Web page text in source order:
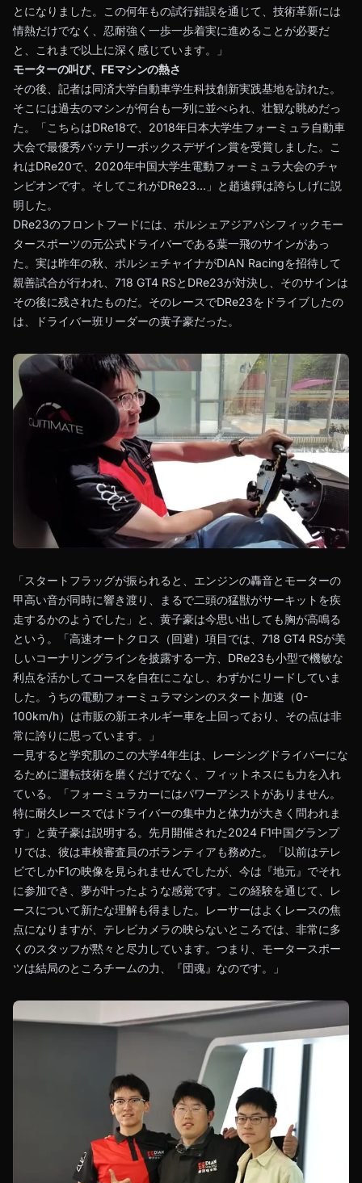
とになりました。この何年もの試行錯誤を通じて、技術革新には
情熱だけでなく、忍耐強く一歩一歩着実に進めることが必要だ
と、これまで以上に深く感じています。」
モーターの叫び、FEマシンの熱さ
その後、記者は同済大学自動車学生科技創新実践基地を訪れた。
そこには過去のマシンが何台も一列に並べられ、壮観な眺めだっ
た。「こちらはDRe18で、2018年日本大学生フォーミュラ自動車
大会で最優秀バッテリーボックスデザイン賞を受賞しました。こ
れはDRe20で、2020年中国大学生電動フォーミュラ大会のチャ
ンピオンです。そしてこれがDRe23…」と趙遠錚は誇らしげに説
明した。
DRe23のフロントフードには、ポルシェアジアパシフィックモー
タースポーツの元公式ドライバーである葉一飛のサインがあっ
た。実は昨年の秋、ポルシェチャイナがDIAN Racingを招待して
親善試合が行われ、718 GT4 RSとDRe23が対決し、そのサインは
その後に残されたものだ。そのレースでDRe23をドライブしたの
は、ドライバー班リーダーの黄子豪だった。
「スタートフラッグが振られると、エンジンの轟音とモーターの
甲高い音が同時に響き渡り、まるで二頭の猛獣がサーキットを疾
走するかのようでした」と、黄子豪は今思い出しても胸が高鳴る
という。「高速オートクロス（回避）項目では、718 GT4 RSが美
しいコーナリングラインを披露する一方、DRe23も小型で機敏な
利点を活かしてコースを自在にこなし、わずかにリードしていま
した。うちの電動フォーミュラマシンのスタート加速（0-
100km/h）は市販の新エネルギー車を上回っており、その点は非
常に誇りに思っています。」
一見すると学究肌のこの大学4年生は、レーシングドライバーにな
るために運転技術を磨くだけでなく、フィットネスにも力を入れ
ている。「フォーミュラカーにはパワーアシストがありません。
特に耐久レースではドライバーの集中力と体力が大きく問われま
す」と黄子豪は説明する。先月開催された2024 F1中国グランプ
リでは、彼は車検審査員のボランティアも務めた。「以前はテレ
ビでしかF1の映像を見られませんでしたが、今は『地元』でそれ
に参加でき、夢が叶ったような感覚です。この経験を通じて、レ
ースについて新たな理解も得ました。レーサーはよくレースの焦
点になりますが、テレビカメラの映らないところでは、非常に多
くのスタッフが黙々と尽力しています。つまり、モータースポー
ツは結局のところチームの力、『団魂』なのです。」